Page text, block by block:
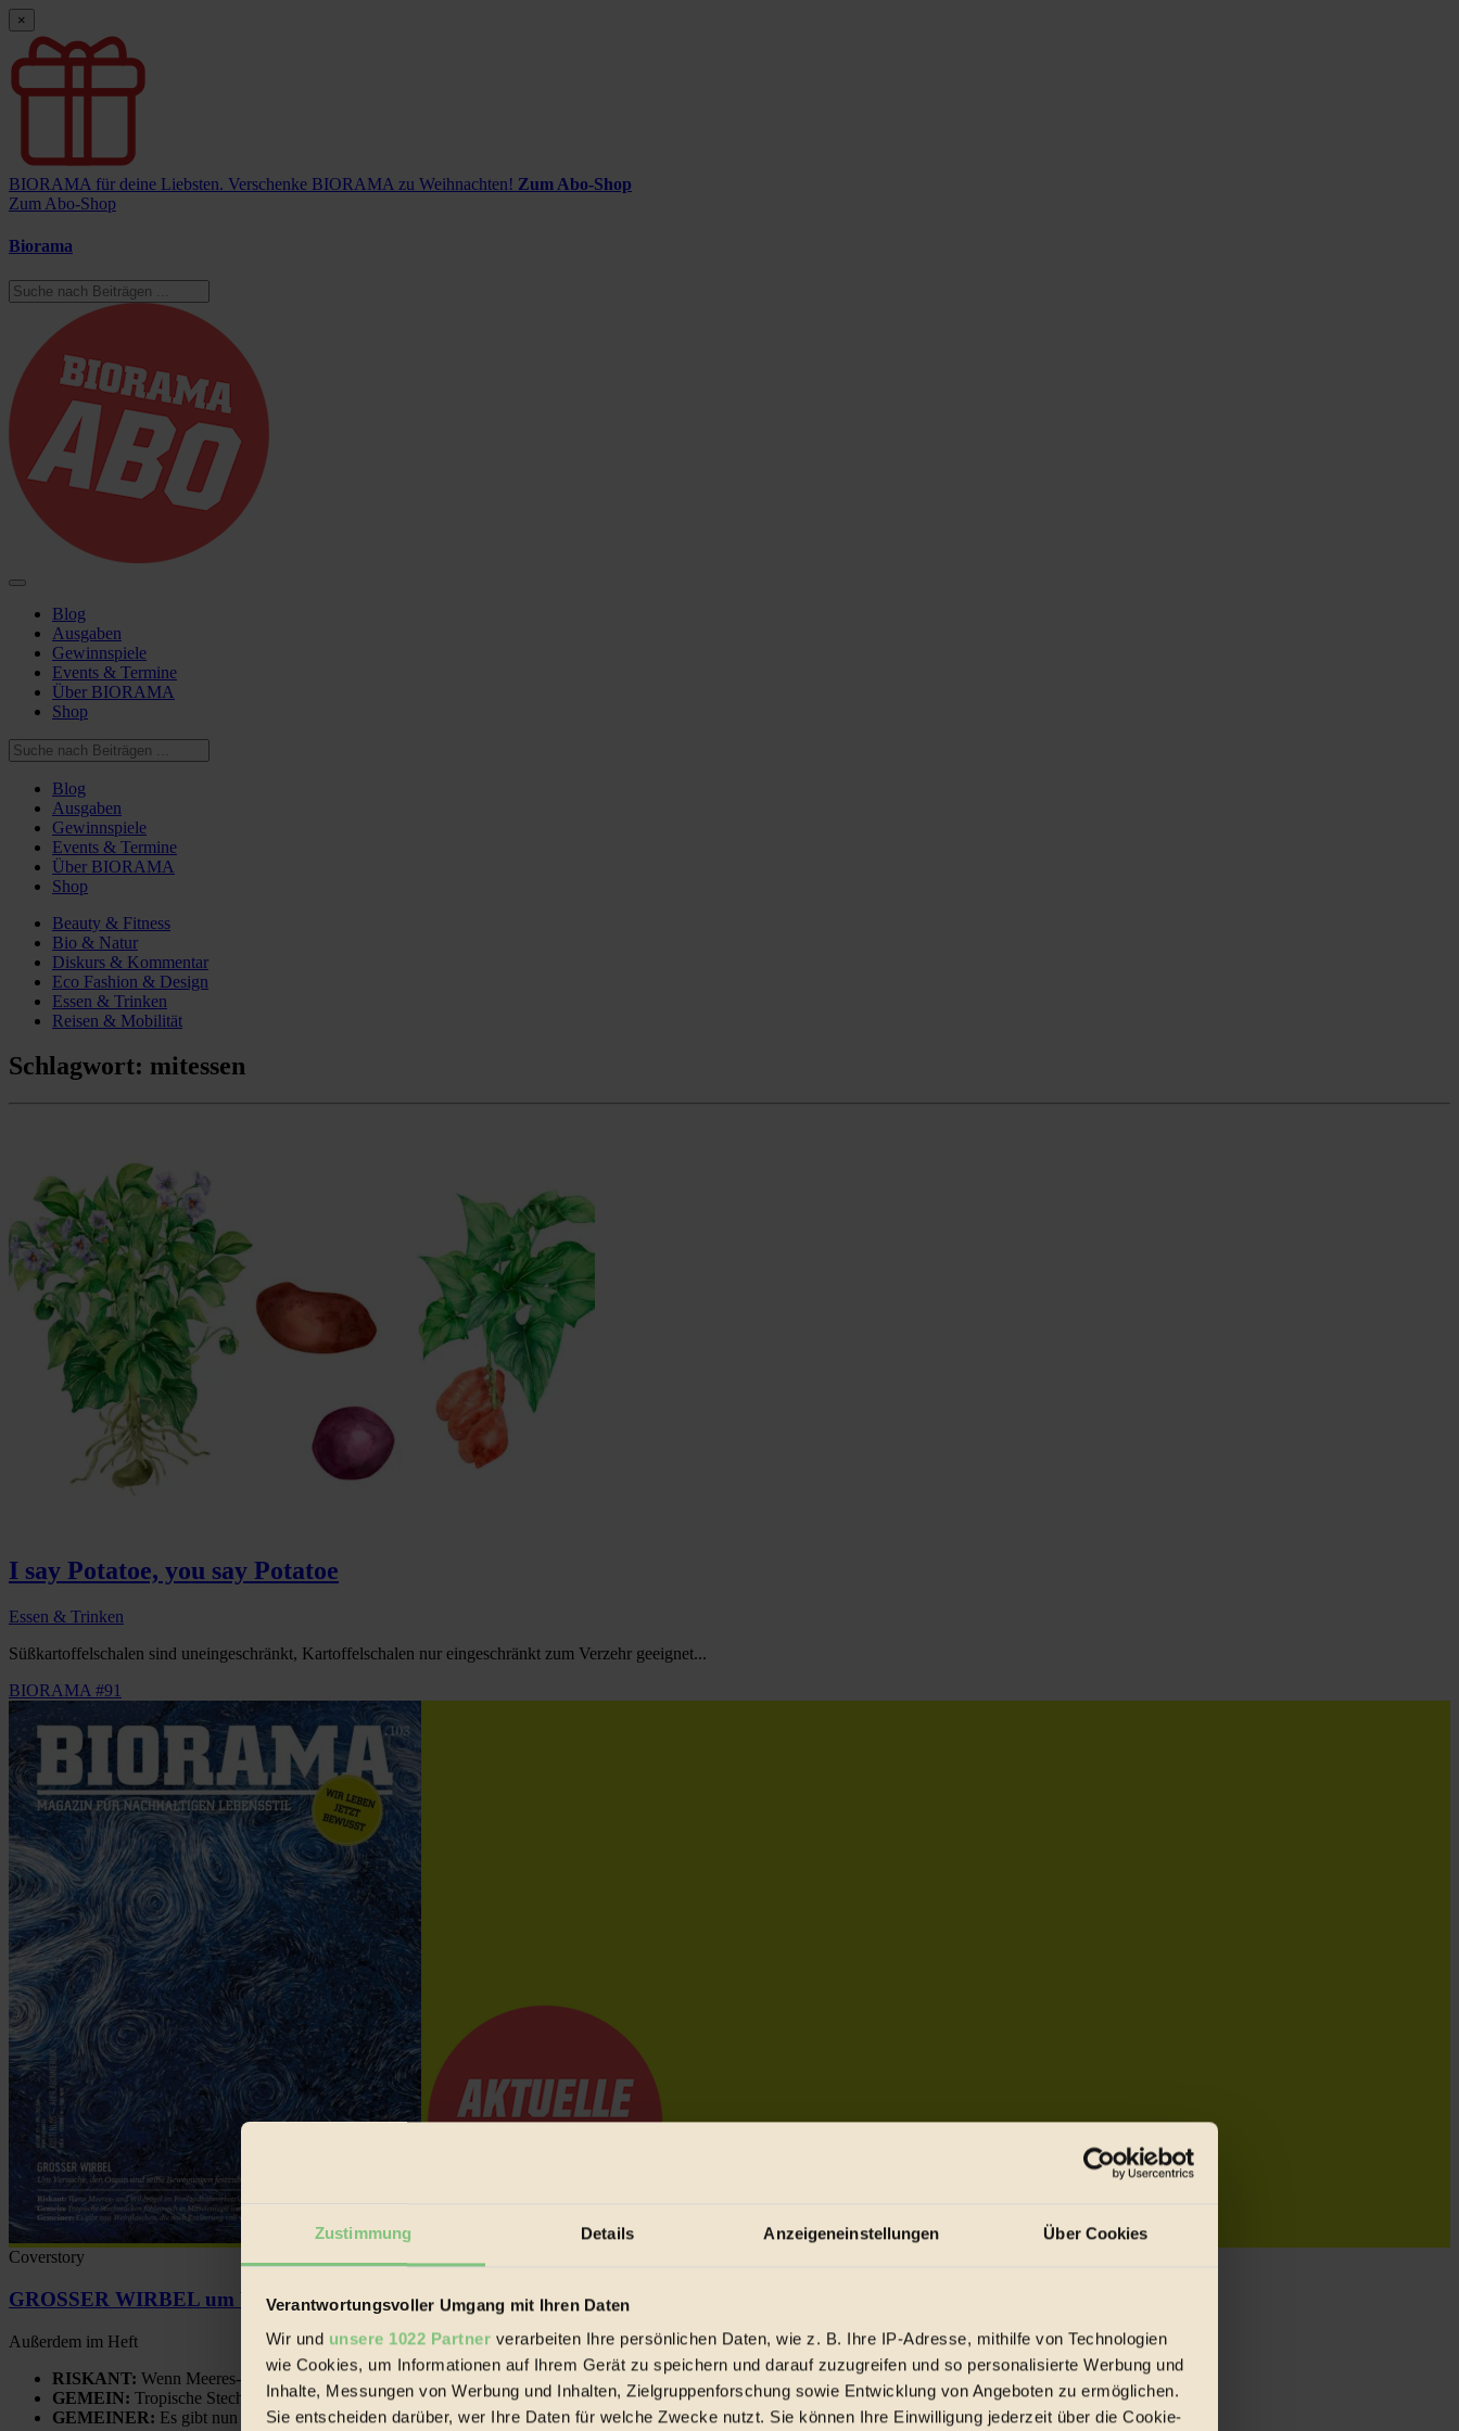
Zustimmung Details Anzeigeneinstellungen Über Cookies
Verantwortungsvoller Umgang mit Ihren Daten
Wir und unsere 1022 Partner verarbeiten Ihre persönlichen Daten, wie z. B. Ihre IP-Adresse, mithilfe von Technologien
wie Cookies, um Informationen auf Ihrem Gerät zu speichern und darauf zuzugreifen und so personalisierte Werbung und
Inhalte, Messungen von Werbung und Inhalten, Zielgruppenforschung sowie Entwicklung von Angeboten zu ermöglichen.
Sie entscheiden darüber, wer Ihre Daten für welche Zwecke nutzt. Sie können Ihre Einwilligung jederzeit über die Cookie-
×
BIORAMA für deine Liebsten. Verschenke BIORAMA zu Weihnachten! Zum Abo-Shop
Zum Abo-Shop
Biorama
Blog
Ausgaben
Gewinnspiele
Events & Termine
Über BIORAMA
Shop
Blog
Ausgaben
Gewinnspiele
Events & Termine
Über BIORAMA
Shop
Beauty & Fitness
Bio & Natur
Diskurs & Kommentar
Eco Fashion & Design
Essen & Trinken
Reisen & Mobilität
Schlagwort: mitessen
I say Potatoe, you say Potatoe
Essen & Trinken
Süßkartoffelschalen sind uneingeschränkt, Kartoffelschalen nur eingeschränkt zum Verzehr geeignet...
BIORAMA #91
Coverstory
GROSSER WIRBEL um Versuche, den Ozean und seine Bewegungen festzuhalten.
Außerdem im Heft
RISKANT: Wenn Meeres- und Wildvögel im Freilandhühnerbetrieb vorbeischauen.
GEMEIN: Tropische Stechmücken fühlen sich in Mitteleuropa inziwschen oft zu Hause.
GEMEINER: Es gibt nun Weinflaschen, die nach Entleerung voll wieder zu dir zurückkommen.